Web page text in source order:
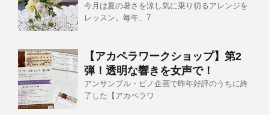
今月は夏の暑さを涼し気に乗り切るアレンジを
レッスン。毎年、7
【アカペラワークショップ】第2
弾！透明な響きを女声で！
アンサンブル・ピノ企画で昨年好評のうちに終
了した【アカペラワ